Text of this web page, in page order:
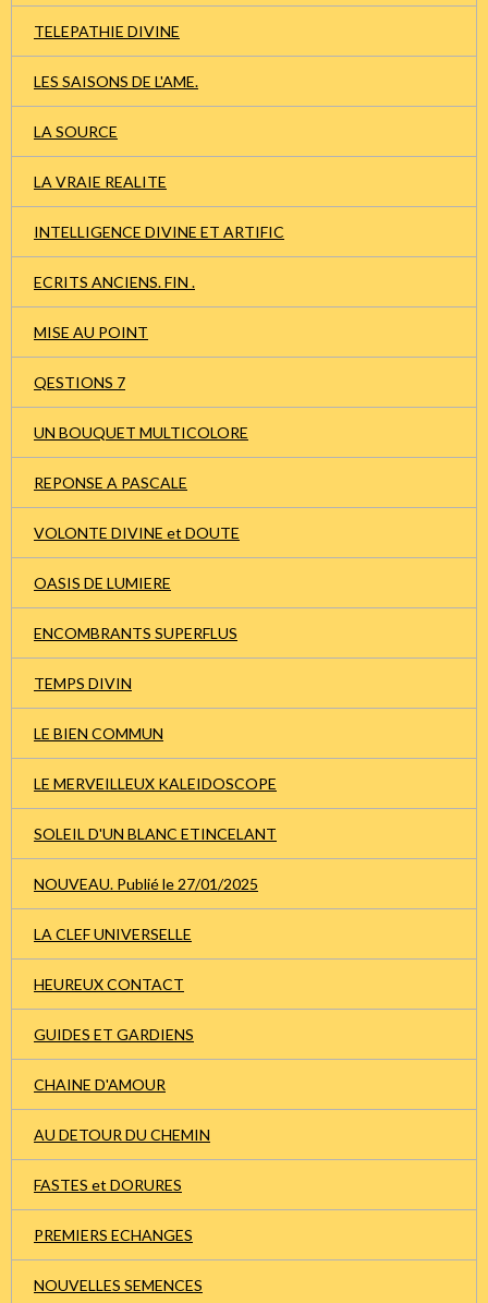
TELEPATHIE DIVINE
LES SAISONS DE L'AME.
LA SOURCE
LA VRAIE REALITE
INTELLIGENCE DIVINE ET ARTIFIC
ECRITS ANCIENS. FIN .
MISE AU POINT
QESTIONS 7
UN BOUQUET MULTICOLORE
REPONSE A PASCALE
VOLONTE DIVINE et DOUTE
OASIS DE LUMIERE
ENCOMBRANTS SUPERFLUS
TEMPS DIVIN
LE BIEN COMMUN
LE MERVEILLEUX KALEIDOSCOPE
SOLEIL D'UN BLANC ETINCELANT
NOUVEAU. Publié le 27/01/2025
LA CLEF UNIVERSELLE
HEUREUX CONTACT
GUIDES ET GARDIENS
CHAINE D'AMOUR
AU DETOUR DU CHEMIN
FASTES et DORURES
PREMIERS ECHANGES
NOUVELLES SEMENCES